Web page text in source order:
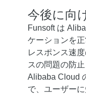
今後に向
Funsoft は
ケーションを
レスポンス速
スの問題の防
Alibaba Cloud
で、ユーザー